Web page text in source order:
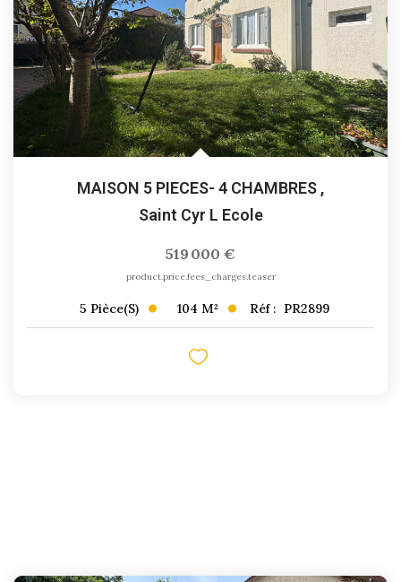
MAISON 5 PIECES- 4 CHAMBRES ,
Saint Cyr L Ecole
519 000 €
product.price.fees_charges.teaser
5 Pièce(s) 104 M² Réf : PR2899